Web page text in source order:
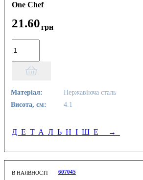
One Chef
21.60грн
Матеріал:
Нержавіюча сталь
Висота, см:
4.1
ДЕТАЛЬНІШЕ →
В НАЯВНОСТІ 607045